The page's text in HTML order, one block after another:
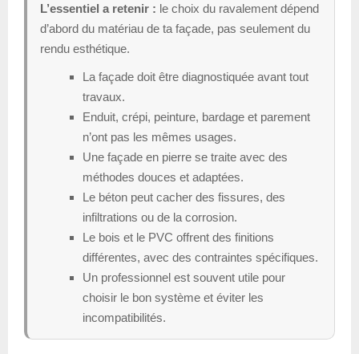
L’essentiel a retenir : le choix du ravalement dépend
d’abord du matériau de ta façade, pas seulement du
rendu esthétique.
La façade doit être diagnostiquée avant tout
travaux.
Enduit, crépi, peinture, bardage et parement
n’ont pas les mêmes usages.
Une façade en pierre se traite avec des
méthodes douces et adaptées.
Le béton peut cacher des fissures, des
infiltrations ou de la corrosion.
Le bois et le PVC offrent des finitions
différentes, avec des contraintes spécifiques.
Un professionnel est souvent utile pour
choisir le bon système et éviter les
incompatibilités.